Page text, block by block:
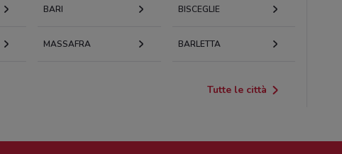
BARI BISCEGLIE
MASSAFRA BARLETTA
Tutte le città